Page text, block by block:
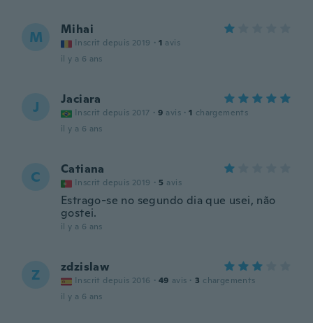
M Mihai
Inscrit depuis 2019 · 1 avis
il y a 6 ans
J Jaciara
Inscrit depuis 2017 · 9 avis · 1 chargements
il y a 6 ans
C Catiana
Inscrit depuis 2019 · 5 avis
Estrago-se no segundo dia que usei, não
gostei.
il y a 6 ans
Z zdzislaw
Inscrit depuis 2016 · 49 avis · 3 chargements
il y a 6 ans